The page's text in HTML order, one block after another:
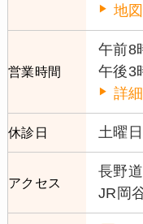
地
営業時間
午前8
午後3
詳
休診日 土曜
アクセス
長野
JR岡